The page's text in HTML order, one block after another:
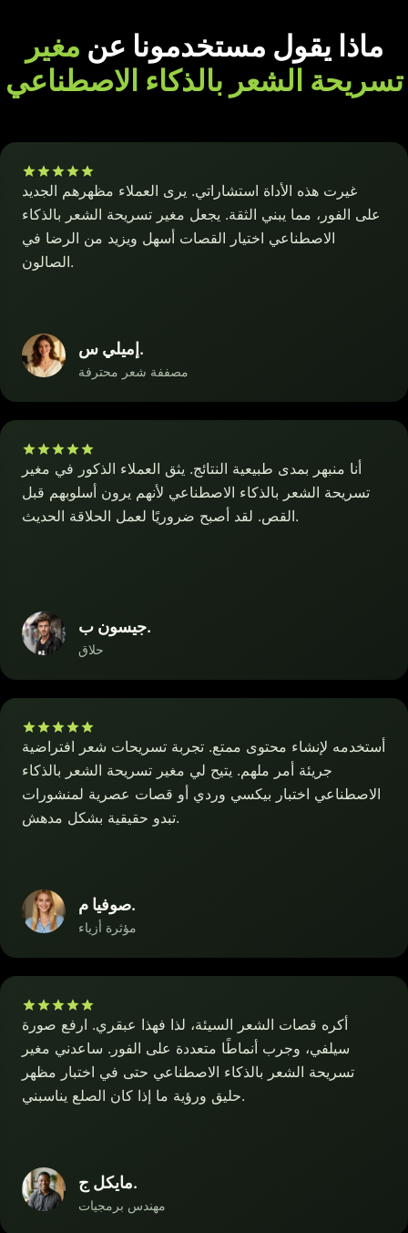
ماذا يقول مستخدمونا عن مغير
تسريحة الشعر بالذكاء الاصطناعي
غيرت هذه الأداة استشاراتي. يرى العملاء مظهرهم الجديد
على الفور، مما يبني الثقة. يجعل مغير تسريحة الشعر بالذكاء
الاصطناعي اختيار القصات أسهل ويزيد من الرضا في
الصالون.
إميلي س.
مصففة شعر محترفة
أنا منبهر بمدى طبيعية النتائج. يثق العملاء الذكور في مغير
تسريحة الشعر بالذكاء الاصطناعي لأنهم يرون أسلوبهم قبل
القص. لقد أصبح ضروريًا لعمل الحلاقة الحديث.
جيسون ب.
حلاق
أستخدمه لإنشاء محتوى ممتع. تجربة تسريحات شعر افتراضية
جريئة أمر ملهم. يتيح لي مغير تسريحة الشعر بالذكاء
الاصطناعي اختبار بيكسي وردي أو قصات عصرية لمنشورات
تبدو حقيقية بشكل مدهش.
صوفيا م.
مؤثرة أزياء
أكره قصات الشعر السيئة، لذا فهذا عبقري. ارفع صورة
سيلفي، وجرب أنماطًا متعددة على الفور. ساعدني مغير
تسريحة الشعر بالذكاء الاصطناعي حتى في اختبار مظهر
حليق ورؤية ما إذا كان الصلع يناسبني.
مايكل ج.
مهندس برمجيات